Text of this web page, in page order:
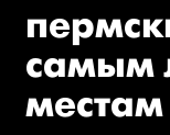
самым
местам